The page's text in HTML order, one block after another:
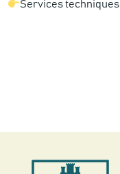
Services